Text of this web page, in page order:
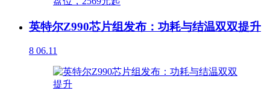
英特尔Z990芯片组发布：功耗与结温双双提升
8 06.11